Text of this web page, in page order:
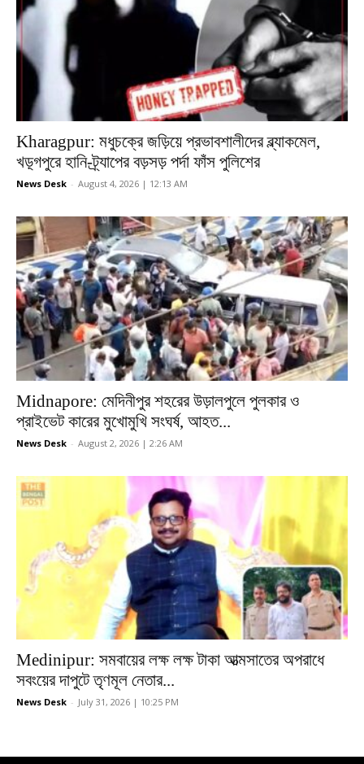
Kharagpur: মধুচক্রে জড়িয়ে প্রভাবশালীদের ব্ল্যাকমেল,
খড়্গপুরে হানি-ট্র্যাপের বড়সড় পর্দা ফাঁস পুলিশের
News Desk - August 4, 2026 | 12:13 AM
Midnapore: মেদিনীপুর শহরের উড়ালপুলে পুলকার ও
প্রাইভেট কারের মুখোমুখি সংঘর্ষ, আহত...
News Desk - August 2, 2026 | 2:26 AM
Medinipur: সমবায়ের লক্ষ লক্ষ টাকা আত্মসাতের অপরাধে
সবংয়ের দাপুটে তৃণমূল নেতার...
News Desk - July 31, 2026 | 10:25 PM